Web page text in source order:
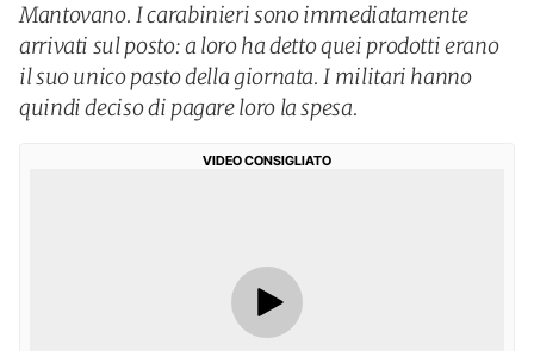
Mantovano. I carabinieri sono immediatamente
arrivati sul posto: a loro ha detto quei prodotti erano
il suo unico pasto della giornata. I militari hanno
quindi deciso di pagare loro la spesa.
VIDEO CONSIGLIATO